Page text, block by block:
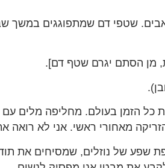
שטפי דם שמתפוגגים במשך
מן הסתם יגרם שטף דם].
הזמן בעולם. מחליפה מלים עם
מאחורי ראשי. אני לא רואה
שפע של נוזלים, שמסיחים את